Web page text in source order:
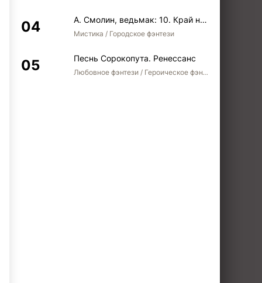
А. Смолин, ведьмак: 10. Край неба
Мистика / Городское фэнтези
Песнь Сорокопута. Ренессанс
Любовное фэнтези / Героическое фэнтези